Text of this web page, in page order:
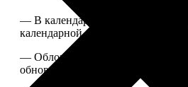
— В календаре 13 листов:
календарной сеткой.
— Обложка для календаря
обновляем каждый год.